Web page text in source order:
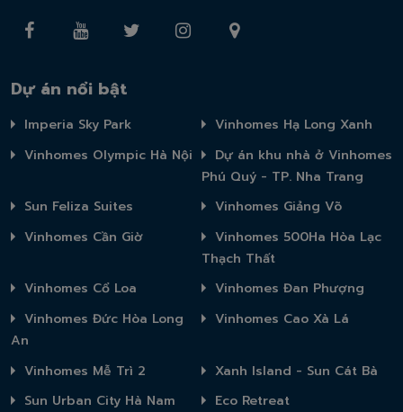
Dự án nổi bật
Imperia Sky Park
Vinhomes Hạ Long Xanh
Vinhomes Olympic Hà Nội
Dự án khu nhà ở Vinhomes
Phú Quý - TP. Nha Trang
Sun Feliza Suites
Vinhomes Giảng Võ
Vinhomes Cần Giờ
Vinhomes 500Ha Hòa Lạc
Thạch Thất
Vinhomes Cổ Loa
Vinhomes Đan Phượng
Vinhomes Đức Hòa Long
An
Vinhomes Cao Xà Lá
Vinhomes Mễ Trì 2
Xanh Island - Sun Cát Bà
Sun Urban City Hà Nam
Eco Retreat